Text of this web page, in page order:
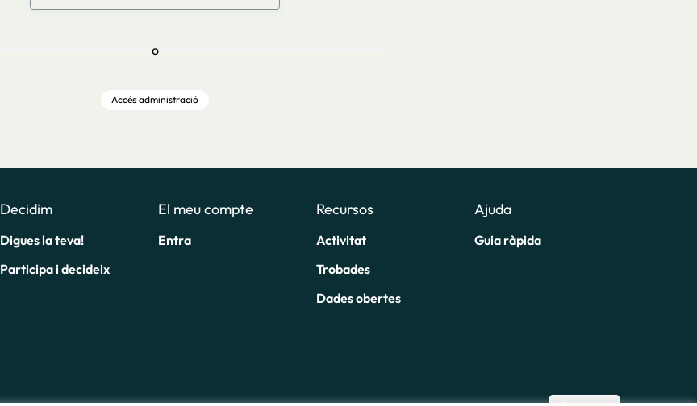
o
Accés administració
Decidim
Digues la teva!
Participa i decideix
El meu compte
Entra
Recursos
Activitat
Trobades
Dades obertes
Ajuda
Guia ràpida